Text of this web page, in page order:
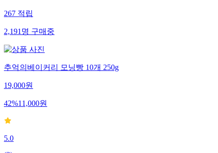
267적립
2,191명구매중
추억의베이커리 모닝빵 10개 250g
19,000원
42%11,000원
5.0